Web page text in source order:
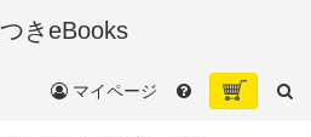
きeBooks
マイページ